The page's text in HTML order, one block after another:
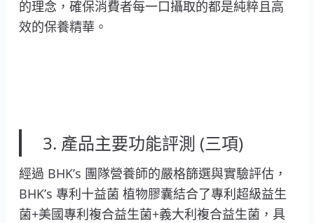
的理念，確保消費者每一口攝取的都是純粹且高
效的保養精華。
3. 產品主要功能評測 (三項)
經過 BHK’s 團隊營養師的嚴格篩選與實驗評估，
BHK’s 專利十益菌 植物膠囊結合了專利超級益生
菌+美國專利複合益生菌+義大利複合益生菌，具